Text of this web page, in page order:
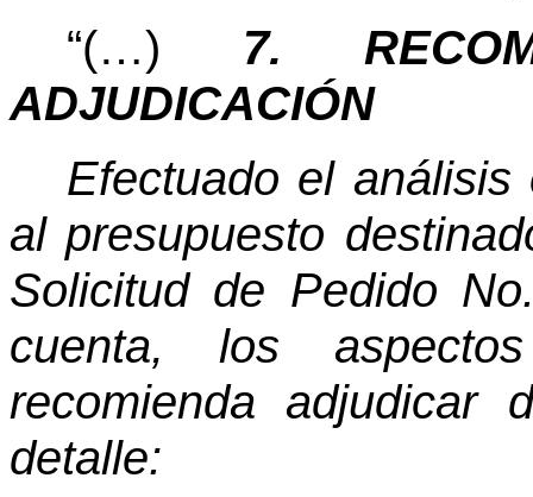
“(…)
7.
ADJUDICACIÓN
Efectuado el análisis
al presupuesto
Solicitud de Pedido
cuenta, los
recomienda adjudicar
detalle: